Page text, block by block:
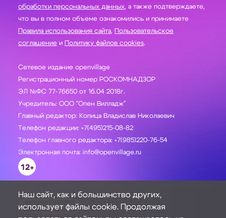
обработки персональных данных, а также подтверждаете,
что вы в полном объеме ознакомились и принимаете
Правила использования сайта, Пользовательское
соглашение и Политику файлов cookies.
Сетевое издание openvillage
Регистрационный номер РОСКОМНАДЗОР
ЭЛ №ФС 77-76650 от 16.04 2018г.
Учредитель: ООО "Опен Вилладж"
Главный редактор: Копица Владислав Николаевич
Телефон редакции: +7(495)215-08-82
Телефон главного редактора: +7(985)220-76-54
Электронная почта: info@openvillage.ru
12+
ЗАДАТЬ ВОПРОС
Наш сайт, как и большинство других,
использует файлы cookie. Продолжая